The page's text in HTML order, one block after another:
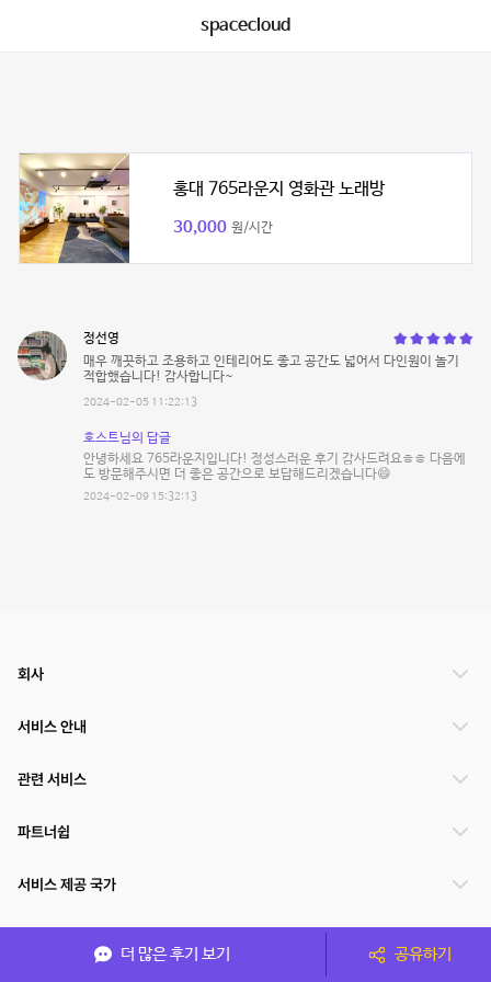
spacecloud
홍대 765라운지 영화관 노래방
30,000 원/시간
정선영
매우 깨끗하고 조용하고 인테리어도 좋고 공간도 넓어서 다인원이 놀기
적합했습니다! 감사합니다~
2024-02-05 11:22:13
호스트님의 답글
안녕하세요 765라운지입니다! 정성스러운 후기 감사드려요ㅎㅎ 다음에
도 방문해주시면 더 좋은 공간으로 보답해드리겠습니다😄
2024-02-09 15:32:13
더 많은 후기 보기 공유하기
회사
서비스 안내
관련 서비스
파트너쉽
서비스 제공 국가
(주)NSPACE 사업자정보